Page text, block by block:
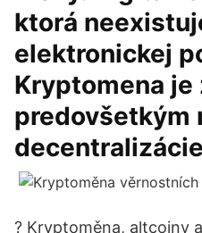
ktorá
elektronickej
Kryptomena je
predovšetkým
? Kryptoměna, altcoiny